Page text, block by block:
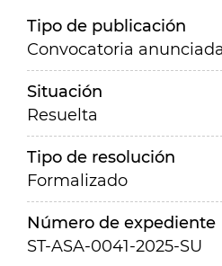
Tipo de publicación
Convocatoria
Situación
Resuelta
Tipo de resolución
Formalizado
Número de expediente
ST-ASA-0041-2025-SU